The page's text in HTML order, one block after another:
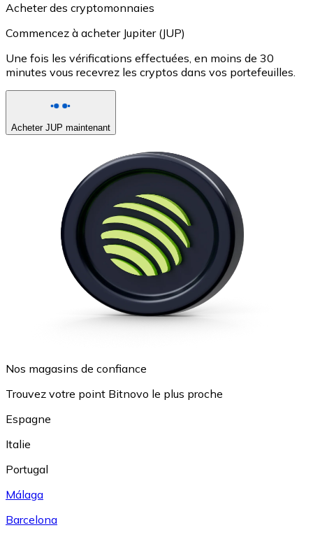
Acheter des cryptomonnaies
Commencez à acheter Jupiter (JUP)
Une fois les vérifications effectuées, en moins de 30
minutes vous recevrez les cryptos dans vos portefeuilles.
Acheter JUP maintenant
Nos magasins de confiance
Trouvez votre point Bitnovo le plus proche
Espagne
Italie
Portugal
Málaga
Barcelona